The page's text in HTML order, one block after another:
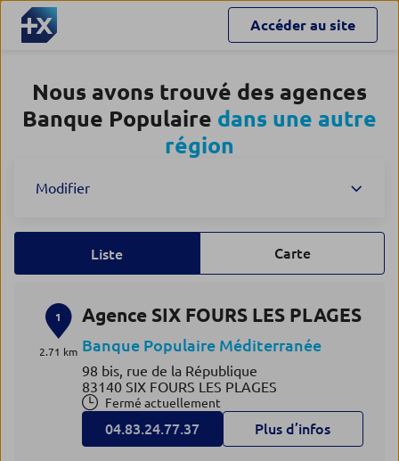
Accéder au site
Nous avons trouvé des agences
Banque Populaire dans une autre
région
Modifier
Liste Carte
1
2.71 km
Agence SIX FOURS LES PLAGES
Banque Populaire Méditerranée
98 bis, rue de la République
83140 SIX FOURS LES PLAGES
Fermé actuellement
04.83.24.77.37 Plus d’infos